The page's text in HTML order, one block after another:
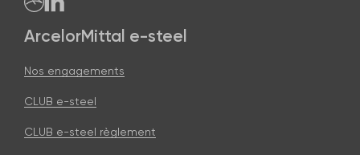
ArcelorMittal e-steel
Nos engagements
CLUB e-steel
CLUB e-steel règlement